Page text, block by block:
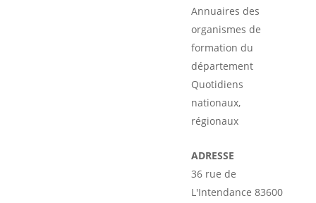
Annuaires des
organismes de
formation du
département
Quotidiens
nationaux,
régionaux
ADRESSE
36 rue de
L'Intendance 83600